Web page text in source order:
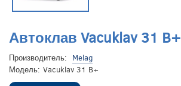
Автоклав Vacuklav 31 B+
Производитель:
Melag
Модель: Vacuklav 31 B+